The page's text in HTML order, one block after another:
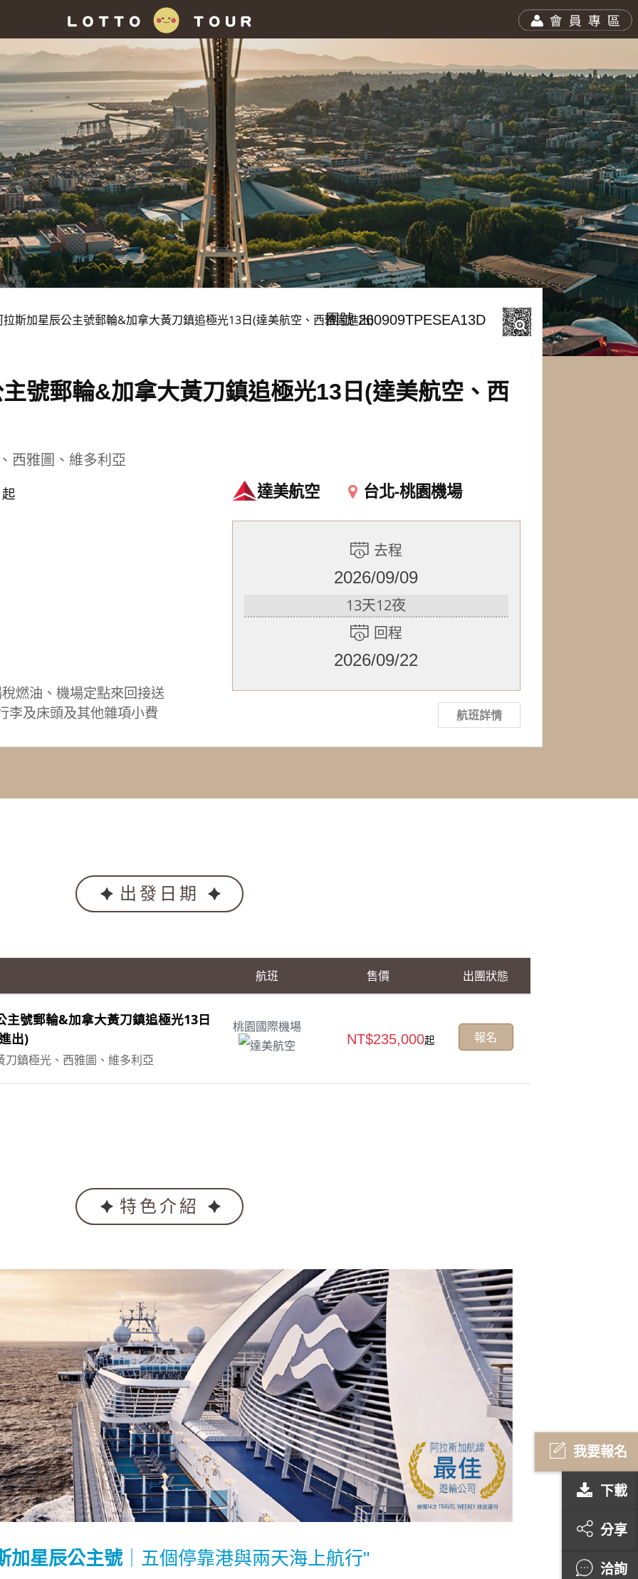
我要報名
下載
分享
洽詢
拉斯加星辰公主號郵輪&加拿大黃刀鎮追極光13日(達美航空、西雅圖進出)團號 260909TPESEA13D
號郵輪&加拿大黃刀鎮追極光13日(達美航空、西
西雅圖、維多利亞
起
燃油、機場定點來回接送
李及床頭及其他雜項小費
達美航空 台北-桃園機場
去程
2026/09/09
13天12夜
回程
2026/09/22
航班詳情
特色介紹
加星辰公主號｜五個停靠港與兩天海上航行
出發日期
航班 售價 出團狀態
主號郵輪&加拿大黃刀鎮追極光13日
出)
刀鎮極光、西雅圖、維多利亞
桃園國際機場
達美航空
NT$235,000起 報名